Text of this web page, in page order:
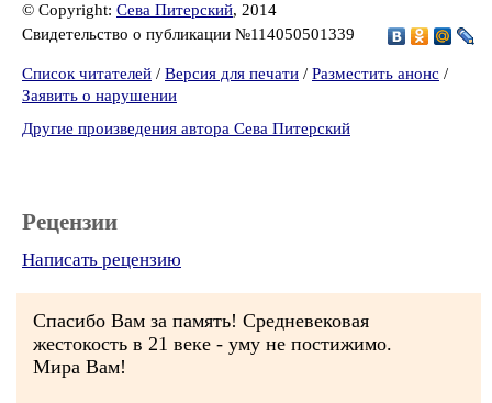
© Copyright: Сева Питерский, 2014
Свидетельство о публикации №114050501339
Список читателей / Версия для печати / Разместить анонс /
Заявить о нарушении
Другие произведения автора Сева Питерский
Рецензии
Написать рецензию
Спасибо Вам за память! Средневековая
жестокость в 21 веке - уму не постижимо.
Мира Вам!